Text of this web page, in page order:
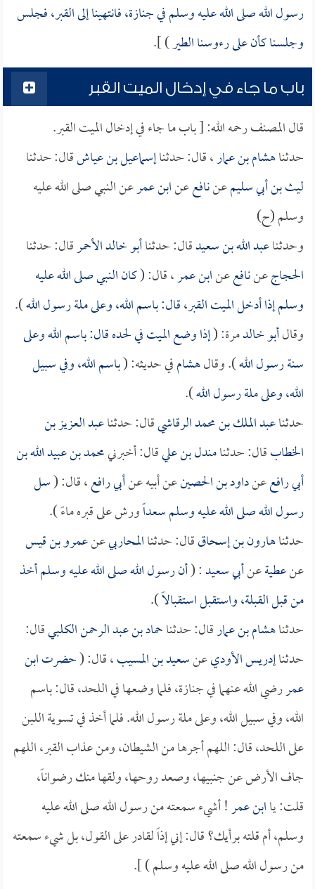
رسول الله صلى الله عليه وسلم في جنازة، فانتهينا إلى القبر، فجلس
وجلسنا كأن على رءوسنا الطير) ].
باب ما جاء في إدخال الميت القبر
قال المصنف رحمه الله: [ باب ما جاء في إدخال الميت القبر.
حدثناهشام بن عمار، قال: حدثناإسماعيل بن عياشقال: حدثنا
ليث بن أبي سليمعننافععنابن عمرعن النبي صلى الله عليه
وسلم (ح)
وحدثناعبد الله بن سعيدقال: حدثناأبو خالد الأحمرقال: حدثنا
الحجاجعننافععنابن عمر، قال: (كان النبي صلى الله عليه
وسلم إذا أدخل الميت القبر، قال: باسم الله، وعلى ملة رسول الله).
وقالأبو خالدمرة: (إذا وضع الميت في لحده قال: باسم الله وعلى
سنة رسول الله). وقالهشامفي حديثه: (باسم الله، وفي سبيل
الله، وعلى ملة رسول الله).
حدثناعبد الملك بن محمد الرقاشيقال: حدثناعبد العزيز بن
الخطابقال: حدثنامندل بن عليقال: أخبرنيمحمد بن عبيد الله بن
أبي رافععنداود بن الحصينعن أبيه عنأبي رافع، قال: (سل
رسول الله صلى الله عليه وسلمسعداًورش على قبره ماءً ).
حدثناهارون بن إسحاققال: حدثناالمحاربيعنعمرو بن قيس
عنعطيةعنأبي سعيد: (أن رسول الله صلى الله عليه وسلم أخذ
من قبل القبلة، واستقبل استقبالاً).
حدثناهشام بن عمارقال: حدثناحماد بن عبد الرحمن الكلبيقال:
حدثناإدريس الأوديعنسعيد بن المسيب، قال: (حضرتابن
عمررضي الله عنهما في جنازة، فلما وضعها في اللحد، قال: باسم
الله، وفي سبيل الله، وعلى ملة رسول الله. فلما أخذ في تسوية اللبن
على اللحد، قال: اللهم أجرها من الشيطان، ومن عذاب القبر، اللهم
جاف الأرض عن جنبيها، وصعد روحها، ولقها منك رضواناً،
قلت: ياابن عمر! أشيء سمعته من رسول الله صلى الله عليه
وسلم، أم قلته برأيك؟ قال: إني إذاً لقادر على القول، بل شيء سمعته
من رسول الله صلى الله عليه وسلم ) ].